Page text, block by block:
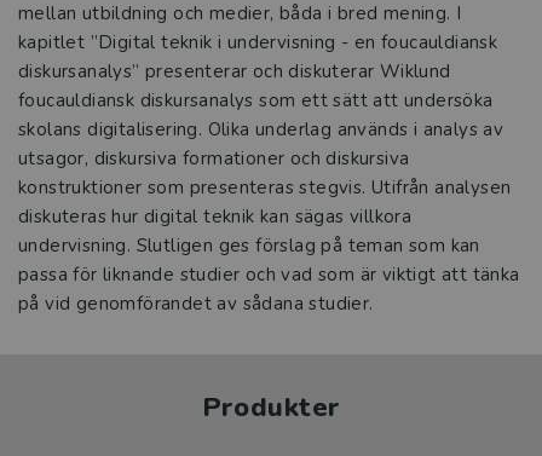
mellan utbildning och medier, båda i bred mening. I
kapitlet ”Digital teknik i undervisning - en foucauldiansk
diskursanalys” presenterar och diskuterar Wiklund
foucauldiansk diskursanalys som ett sätt att undersöka
skolans digitalisering. Olika underlag används i analys av
utsagor, diskursiva formationer och diskursiva
konstruktioner som presenteras stegvis. Utifrån analysen
diskuteras hur digital teknik kan sägas villkora
undervisning. Slutligen ges förslag på teman som kan
passa för liknande studier och vad som är viktigt att tänka
på vid genomförandet av sådana studier.
Produkter